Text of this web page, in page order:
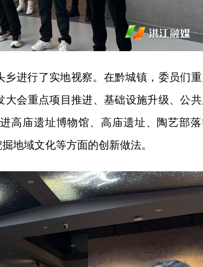
进行了实地视察。在黔城镇，委员们
会重点项目推进、基础设施升级、公
高庙遗址博物馆、高庙遗址、陶艺部
地域文化等方面的创新做法。